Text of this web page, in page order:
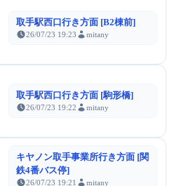
取手駅西口行き方面 [B2棟前]
26/07/23 19:23 mitany
取手駅西口行き方面 [駒形橋]
26/07/23 19:22 mitany
キヤノン取手事業所行き方面 [関
鉄4番バス停]
26/07/23 19:21 mitany